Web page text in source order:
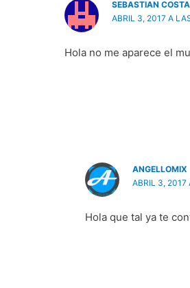
SEBASTIAN COSTA
ABRIL 3, 2017 A
Hola no me aparece el
ANGELLOMIX
ABRIL 3, 2017
Hola que tal ya te